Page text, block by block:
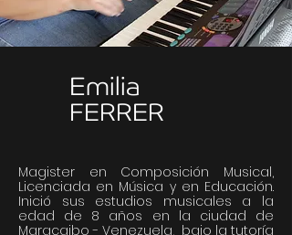
Emilia
FERRER
Magister en Composición Musical,
Licenciada en Música y en Educación.
Inició sus estudios musicales a la
edad de 8 años en la ciudad de
Maracaibo - Venezuela, bajo la tutoría